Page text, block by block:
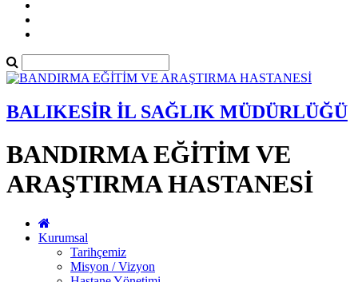
BALIKESİR İL SAĞLIK MÜDÜRLÜĞÜ
BANDIRMA EĞİTİM VE
ARAŞTIRMA HASTANESİ
Kurumsal
Tarihçemiz
Misyon / Vizyon